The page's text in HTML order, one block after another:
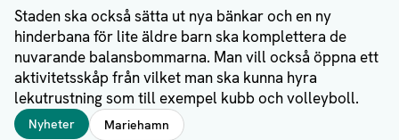
Staden ska också sätta ut nya bänkar och en ny
hinderbana för lite äldre barn ska komplettera de
nuvarande balansbommarna. Man vill också öppna ett
aktivitetsskåp från vilket man ska kunna hyra
lekutrustning som till exempel kubb och volleyboll.
Taggar
Nyheter Mariehamn